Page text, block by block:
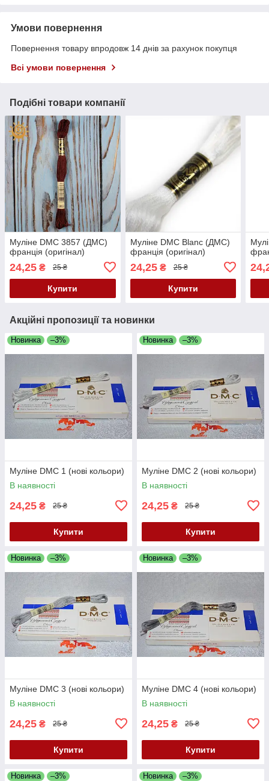
Умови повернення
Повернення товару впродовж 14 днів за рахунок покупця
Всі умови повернення
Подібні товари компанії
Муліне DMC 3857 (ДМС)
франція (оригінал)
24,25 ₴ 25 ₴
Купити
Муліне DMC Blanc (ДМС)
франція (оригінал)
24,25₴ 25 ₴
Купити
Акційні пропозиції та новинки
Новинка –3%
Муліне DMC 1 (нові кольори)
В наявності
24,25 ₴ 25 ₴
Купити
Новинка –3%
Муліне DMC 2 (нові кольори)
В наявності
24,25 ₴ 25 ₴
Купити
Новинка –3%
Муліне DMC 3 (нові кольори)
В наявності
24,25 ₴ 25 ₴
Купити
Новинка –3%
Муліне DMC 4 (нові кольори)
В наявності
24,25 ₴ 25 ₴
Купити
Новинка –3% Новинка –3%